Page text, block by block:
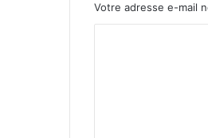
Votre adresse e-mail